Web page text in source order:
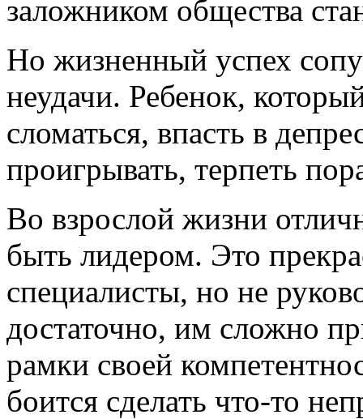
заложником общества
Но жизненный успех
неудачи. Ребенок,
сломаться, впасть в
проигрывать, терпеть
Во взрослой жизни
быть лидером. Это
специалисты, но не
достаточно, им сложно
рамки своей
боится сделать что-то